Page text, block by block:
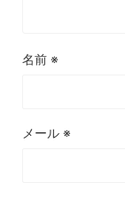
名前 ※
メール ※